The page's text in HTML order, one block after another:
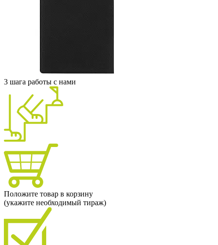
3 шага работы с нами
Положите товар в корзину
(укажите необходимый тираж)